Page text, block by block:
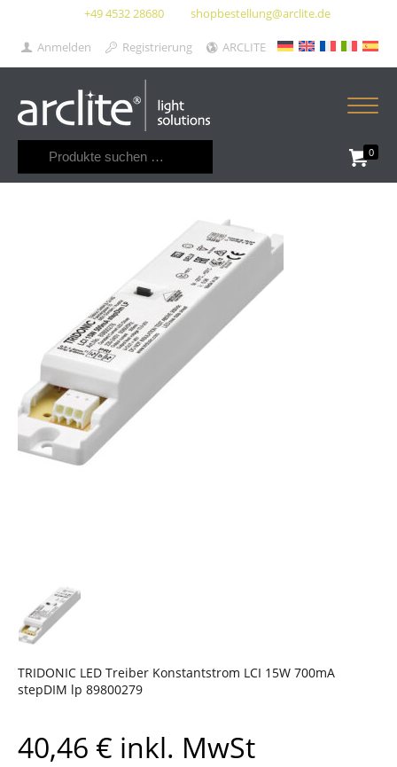
+49 4532 28680 shopbestellung@arclite.de
Anmelden Registrierung ARCLITE
0
TRIDONIC LED Treiber Konstantstrom LCI 15W 700mA
stepDIM lp 89800279
40,46 € inkl. MwSt